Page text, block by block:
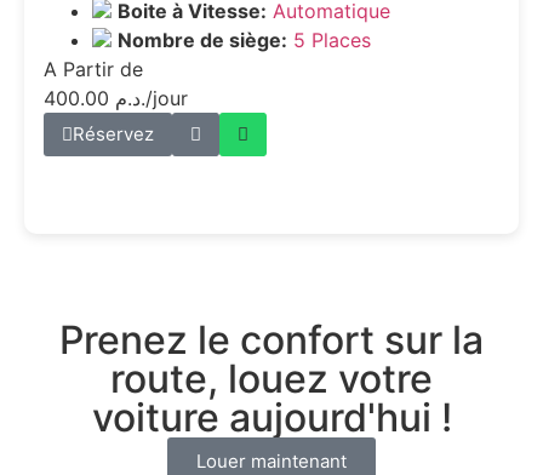
Boite à Vitesse: Automatique
Nombre de siège: 5 Places
A Partir de
400.00
د.م./jour
Réservez
Prenez le confort sur la
route, louez votre
voiture aujourd'hui !
Louer maintenant